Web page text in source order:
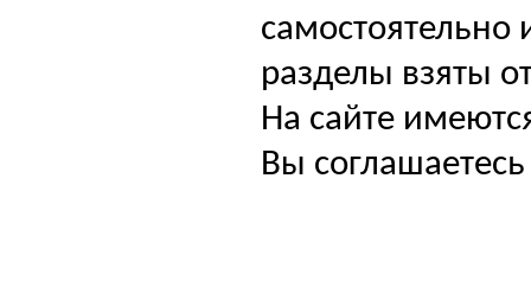
самостоятельно
разделы взяты
На сайте
Вы